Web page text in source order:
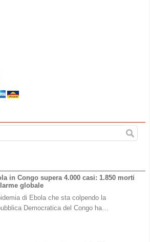
in Congo supera 4.000 casi: 1.850 morti
globale
di Ebola che sta colpendo la
Democratica del Congo ha…